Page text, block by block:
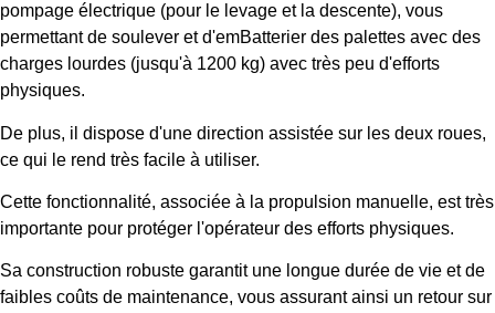
pompage électrique (pour le levage et la descente), vous
permettant de soulever et d'emBatterier des palettes avec des
charges lourdes (jusqu'à 1200 kg) avec très peu d'efforts
physiques.
De plus, il dispose d'une direction assistée sur les deux roues,
ce qui le rend très facile à utiliser.
Cette fonctionnalité, associée à la propulsion manuelle, est très
importante pour protéger l'opérateur des efforts physiques.
Sa construction robuste garantit une longue durée de vie et de
faibles coûts de maintenance, vous assurant ainsi un retour sur